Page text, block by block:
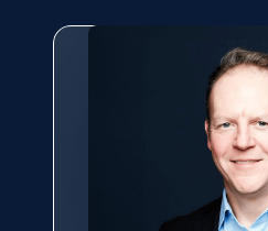
Google Shopping -
web using keywords